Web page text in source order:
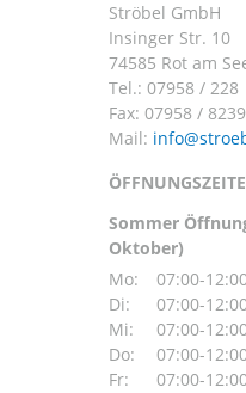
Ströbel GmbH
Insinger Str. 10
74585 Rot am
Tel.: 07958 / 228
Fax: 07958 / 8239
Mail:
Sommer
Oktober)
Mo:
07:00-
Di:
07:00-
Mi:
07:00-
Do:
07:00-
Fr:
07:00-